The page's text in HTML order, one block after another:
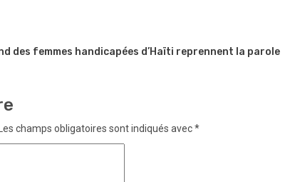
des femmes handicapées d’Haïti reprennent la parole
Les champs obligatoires sont indiqués avec*